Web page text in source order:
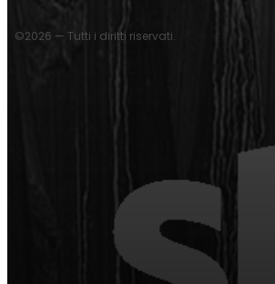
©2026 — Tutti i diritti riservati.